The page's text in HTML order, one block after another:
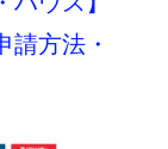
請方法・